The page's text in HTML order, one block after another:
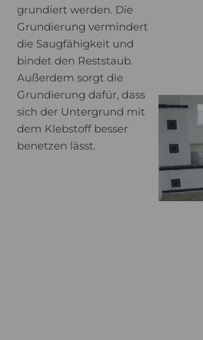
grundiert werden. Die
Grundierung vermindert
die Saugfähigkeit und
bindet den Reststaub.
Außerdem sorgt die
Grundierung dafür, dass
sich der Untergrund mit
dem Klebstoff besser
benetzen lässt.